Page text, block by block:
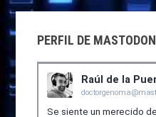
PERFIL DE MASTODON